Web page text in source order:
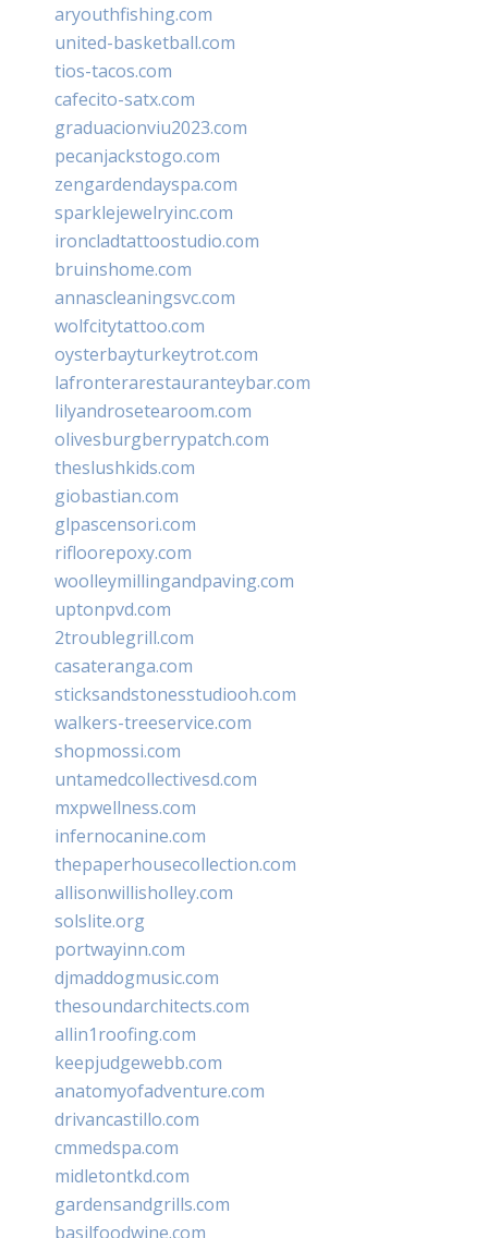
aryouthfishing.com
united-basketball.com
tios-tacos.com
cafecito-satx.com
graduacionviu2023.com
pecanjackstogo.com
zengardendayspa.com
sparklejewelryinc.com
ironcladtattoostudio.com
bruinshome.com
annascleaningsvc.com
wolfcitytattoo.com
oysterbayturkeytrot.com
lafronterarestauranteybar.com
lilyandrosetearoom.com
olivesburgberrypatch.com
theslushkids.com
giobastian.com
glpascensori.com
rifloorepoxy.com
woolleymillingandpaving.com
uptonpvd.com
2troublegrill.com
casateranga.com
sticksandstonesstudiooh.com
walkers-treeservice.com
shopmossi.com
untamedcollectivesd.com
mxpwellness.com
infernocanine.com
thepaperhousecollection.com
allisonwillisholley.com
solslite.org
portwayinn.com
djmaddogmusic.com
thesoundarchitects.com
allin1roofing.com
keepjudgewebb.com
anatomyofadventure.com
drivancastillo.com
cmmedspa.com
midletontkd.com
gardensandgrills.com
basilfoodwine.com